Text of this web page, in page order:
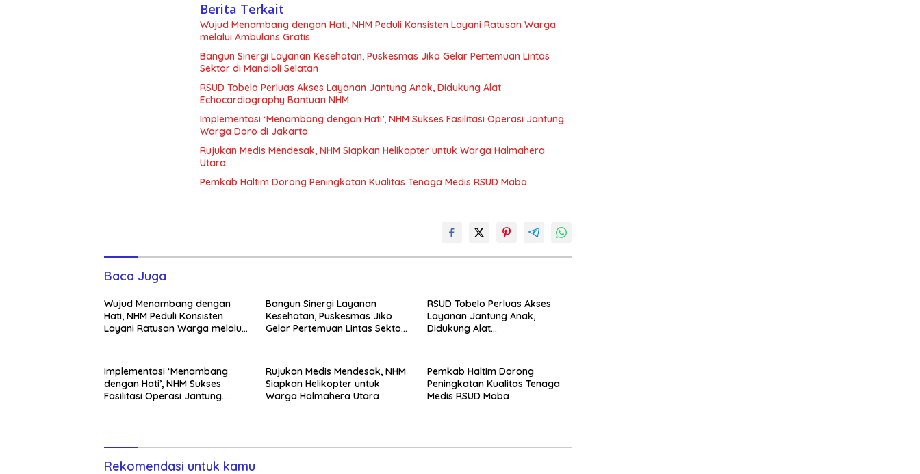
Berita Terkait
Wujud Menambang dengan Hati, NHM Peduli Konsisten Layani Ratusan Warga
melalui Ambulans Gratis
Bangun Sinergi Layanan Kesehatan, Puskesmas Jiko Gelar Pertemuan Lintas
Sektor di Mandioli Selatan
RSUD Tobelo Perluas Akses Layanan Jantung Anak, Didukung Alat
Echocardiography Bantuan NHM
Implementasi ‘Menambang dengan Hati’, NHM Sukses Fasilitasi Operasi Jantung
Warga Doro di Jakarta
Rujukan Medis Mendesak, NHM Siapkan Helikopter untuk Warga Halmahera
Utara
Pemkab Haltim Dorong Peningkatan Kualitas Tenaga Medis RSUD Maba
Baca Juga
Wujud Menambang dengan
Hati, NHM Peduli Konsisten
Layani Ratusan Warga melalui
Bangun Sinergi Layanan
Kesehatan, Puskesmas Jiko
Gelar Pertemuan Lintas Sektor
RSUD Tobelo Perluas Akses
Layanan Jantung Anak,
Didukung Alat
Implementasi ‘Menambang
dengan Hati’, NHM Sukses
Fasilitasi Operasi Jantung
Rujukan Medis Mendesak, NHM
Siapkan Helikopter untuk
Warga Halmahera Utara
Pemkab Haltim Dorong
Peningkatan Kualitas Tenaga
Medis RSUD Maba
Rekomendasi untuk kamu